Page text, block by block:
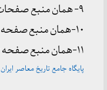
۹- همان منبع صفحات ۲۴۶و ۲۴۵
۱۰-همان منبع صفحه ۱۵۴
۱۱-همان منبع صفحه ۲۳۶
پایگاه جامع تاریخ معاصر ایران